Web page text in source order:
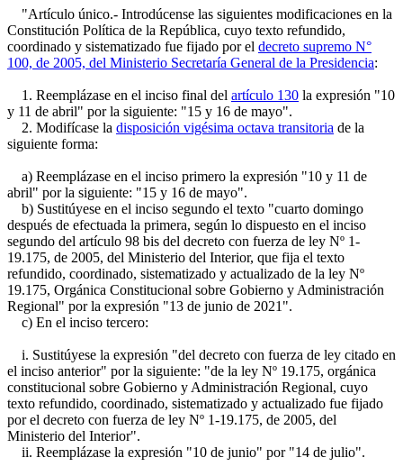
"Artículo único.- Introdúcense las siguientes modificaciones en la
Constitución Política de la República, cuyo texto refundido,
coordinado y sistematizado fue fijado por el decreto supremo N°
100, de 2005, del Ministerio Secretaría General de la Presidencia:
1. Reemplázase en el inciso final del artículo 130 la expresión "10
y 11 de abril" por la siguiente: "15 y 16 de mayo".
2. Modifícase la disposición vigésima octava transitoria de la
siguiente forma:
a) Reemplázase en el inciso primero la expresión "10 y 11 de
abril" por la siguiente: "15 y 16 de mayo".
b) Sustitúyese en el inciso segundo el texto "cuarto domingo
después de efectuada la primera, según lo dispuesto en el inciso
segundo del artículo 98 bis del decreto con fuerza de ley Nº 1-
19.175, de 2005, del Ministerio del Interior, que fija el texto
refundido, coordinado, sistematizado y actualizado de la ley Nº
19.175, Orgánica Constitucional sobre Gobierno y Administración
Regional" por la expresión "13 de junio de 2021".
c) En el inciso tercero:
i. Sustitúyese la expresión "del decreto con fuerza de ley citado en
el inciso anterior" por la siguiente: "de la ley Nº 19.175, orgánica
constitucional sobre Gobierno y Administración Regional, cuyo
texto refundido, coordinado, sistematizado y actualizado fue fijado
por el decreto con fuerza de ley Nº 1-19.175, de 2005, del
Ministerio del Interior".
ii. Reemplázase la expresión "10 de junio" por "14 de julio".